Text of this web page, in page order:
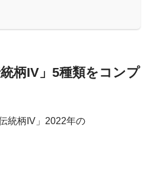
柄IV」5種類をコンプ
統柄IV」2022年の